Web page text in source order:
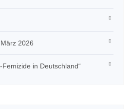
2026
in Deutschland“